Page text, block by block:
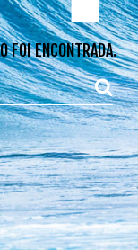
FOI ENCONTRADA.